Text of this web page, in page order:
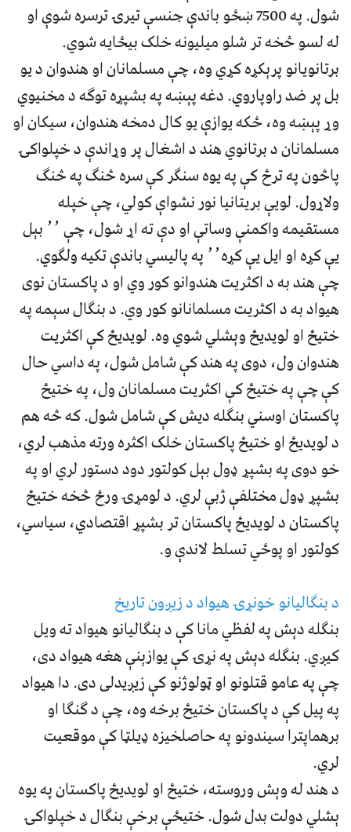
شول. په 7500 ښځو باندې جنسې تیرۍ ترسره شوې او
له لسو څخه تر شلو میلیونه خلک بیځایه شوي.
برتانویانو پرېکړه کړي وه، چې مسلمانان او هندوان د یو
بل پر ضد راوپاروي. دغه پېښه په بشپړه توګه د مخنیوي
وړ پېښه وه، ځکه یوازې یو کال دمخه هندوان، سیکان او
مسلمانان د برتانوي هند د اشغال پر وړاندې د خپلواکۍ
پاڅون په ترڅ کې په یوه سنګر کې سره څنګ په څنګ
ولاړول. لویې بریتانیا نور نشواې کولي، چې خپله
مستقیمه واکمنې وساتې او دې ته اړ شول، چې ٬٬ بېل
یې کړه او ایل یې کړه٬٬ په پالیسي باندې تکیه ولګوي.
چې هند به د اکثریت هندوانو کور وي او د پاکستان نوی
هیواد به د اکثریت مسلمانانو کور وي. د بنګال سېمه په
ختیځ او لویدیځ وېشلي شوي وه. لویدیځ کې اکثریت
هندوان ول، دوی په هند کې شامل شول، په داسي حال
کې چې په ختیځ کې اکثریت مسلمانان ول، په ختیځ
پاکستان اوسني بنګله دیش کې شامل شول. که څه هم
د لویدیځ او ختیځ پاکستان خلک اکثره ورته مذهب لري،
خو دوی په بشپړ ډول بېل کولتور دود دستور لري او په
بشپړ ډول مختلفې ژبې لري. د لومړۍ ورځ څخه ختیځ
پاکستان د لویدیځ پاکستان تر بشپړ اقتصادي، سیاسي،
کولتور او پوځي تسلط لاندې و.
دبنګالیانو خونړۍ هیواد د زیږون تاریخ
بنګله دېش په لفظي مانا کې د بنګالیانو هیواد ته ویل
کیږي. بنګله دېش په نړۍ کې یوازېنې هغه هیواد دی،
چې په عامو قتلونو او ټولوژنو کې زیږیدلی دی. دا هیواد
په پیل کې د پاکستان ختیځ برخه وه، چې د ګنګا او
برهماپترا سیندونو په حاصلخیزه ډیلټا کې موقعیت
لري.
د هند له وېش وروسته، ختیځ او لویدیځ پاکستان په یوه
ېشلي دولت بدل شول. ختیځې برخې بنګال د خپلواکۍ